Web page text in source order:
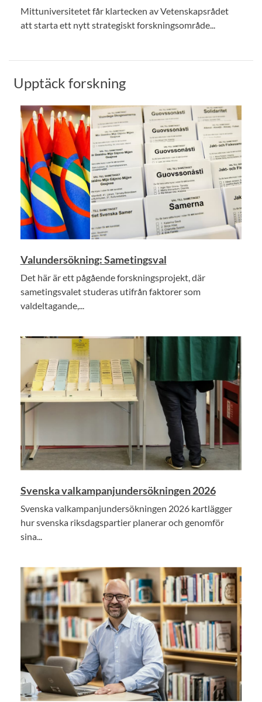
Mittuniversitetet får klartecken av Vetenskapsrådet
att starta ett nytt strategiskt forskningsområde...
Upptäck forskning
Valundersökning: Sametingsval
Det här är ett pågående forskningsprojekt, där
sametingsvalet studeras utifrån faktorer som
valdeltagande,...
Svenska valkampanjundersökningen 2026
Svenska valkampanjundersökningen 2026 kartlägger
hur svenska riksdagspartier planerar och genomför
sina...